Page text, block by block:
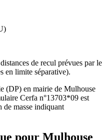
de recul prévues par le
en limite séparative).
(DP) en mairie de Mulhouse
Cerfa n°13703*09 est
de masse indiquant
pour Mulhouse